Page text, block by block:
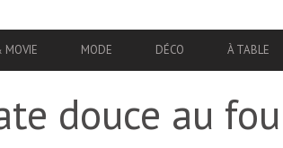
MOVIE MODE DÉCO À TABLE
douce au